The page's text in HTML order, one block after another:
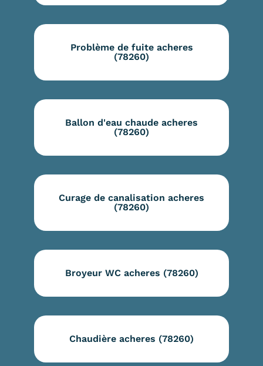
Problème de fuite acheres
(78260)
Ballon d'eau chaude acheres
(78260)
Curage de canalisation acheres
(78260)
Broyeur WC acheres (78260)
Chaudière acheres (78260)